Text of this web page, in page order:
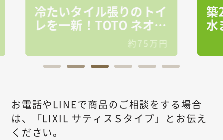
築24年のおうちが快適
水まわり空間に
約250万円
お電話やLINEで商品のご相談をする場合
は、
「LIXIL サティスＳタイプ」とお伝え
ください。